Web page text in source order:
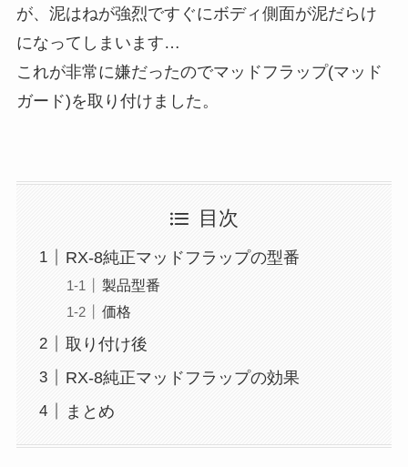
が、泥はねが強烈ですぐにボディ側面が泥だらけ
になってしまいます…
これが非常に嫌だったのでマッドフラップ(マッド
ガード)を取り付けました。
目次
RX-8純正マッドフラップの型番
製品型番
価格
取り付け後
RX-8純正マッドフラップの効果
まとめ